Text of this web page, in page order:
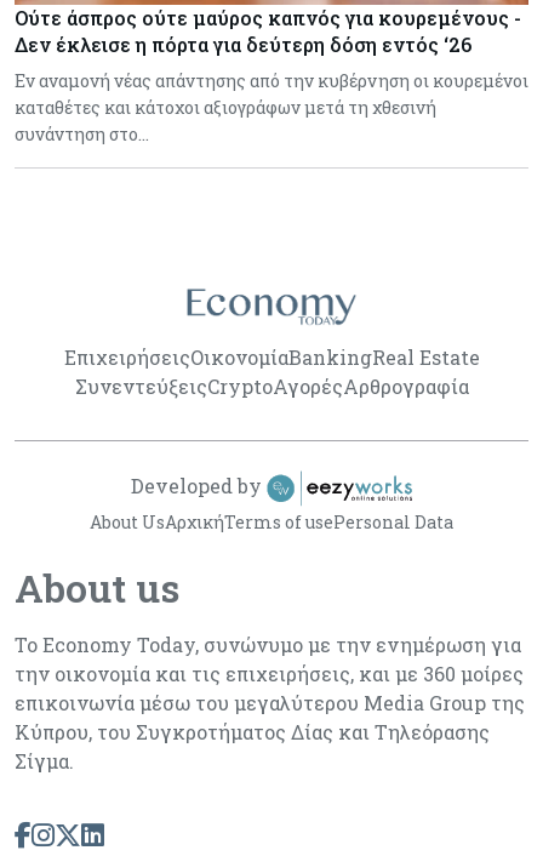
Ούτε άσπρος ούτε μαύρος καπνός για κουρεμένους -
Δεν έκλεισε η πόρτα για δεύτερη δόση εντός ‘26
Εν αναμονή νέας απάντησης από την κυβέρνηση οι κουρεμένοι
καταθέτες και κάτοχοι αξιογράφων μετά τη χθεσινή
συνάντηση στο…
ΕπιχειρήσειςΟικονομίαBankingReal Estate
ΣυνεντεύξειςCryptoΑγορέςΑρθρογραφία
About us
Το Economy Today, συνώνυμο με την ενημέρωση για
την οικονομία και τις επιχειρήσεις, και με 360 μοίρες
επικοινωνία μέσω του μεγαλύτερου Media Group της
Κύπρου, του Συγκροτήματος Δίας και Τηλεόρασης
Σίγμα.
About UsΑρχικήTerms of usePersonal Data
Developed by